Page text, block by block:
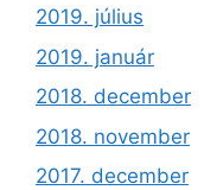
2019. július
2019. január
2018. december
2018. november
2017. december